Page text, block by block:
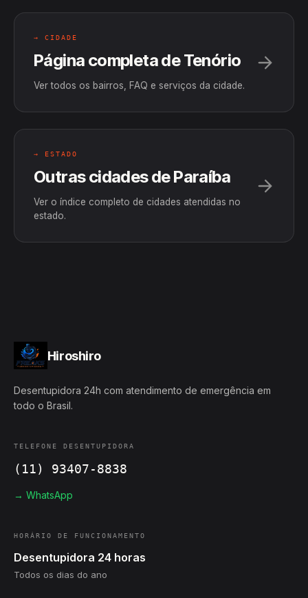
→ CIDADE
Página completa de Tenório
Ver todos os bairros, FAQ e serviços da cidade.
→ ESTADO
Outras cidades de Paraíba
Ver o índice completo de cidades atendidas no
estado.
Hiroshiro
Desentupidora 24h com atendimento de emergência em
todo o Brasil.
TELEFONE DESENTUPIDORA
(11) 93407-8838
→ WhatsApp
HORÁRIO DE FUNCIONAMENTO
Desentupidora 24 horas
Todos os dias do ano